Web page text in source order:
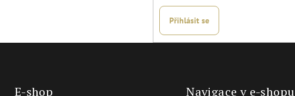
Přihlásit se
E-shop Navigace v e-shopu